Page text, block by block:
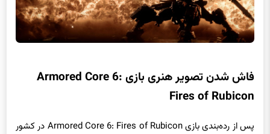
فاش شدن تصویر هنری بازی Armored Core 6:
Fires of Rubicon
پس از رده‌بندی بازی Armored Core 6: Fires of Rubicon در کشور